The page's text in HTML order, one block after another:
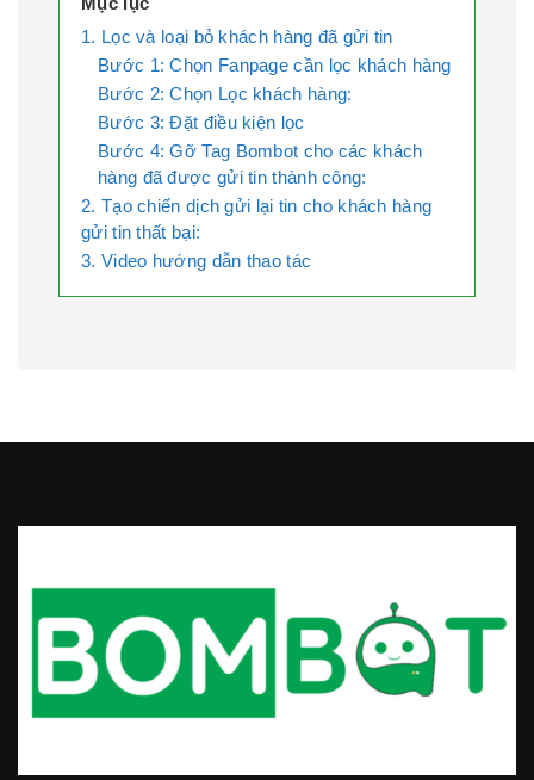
1. Lọc và loại bỏ khách hàng đã gửi tin
Bước 1: Chọn Fanpage cần lọc khách hàng
Bước 2: Chọn Lọc khách hàng:
Bước 3: Đặt điều kiện lọc
Bước 4: Gỡ Tag Bombot cho các khách
hàng đã được gửi tin thành công:
2. Tạo chiến dịch gửi lại tin cho khách hàng
gửi tin thất bại:
3. Video hướng dẫn thao tác